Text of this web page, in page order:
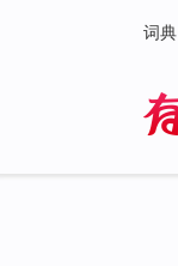
词典